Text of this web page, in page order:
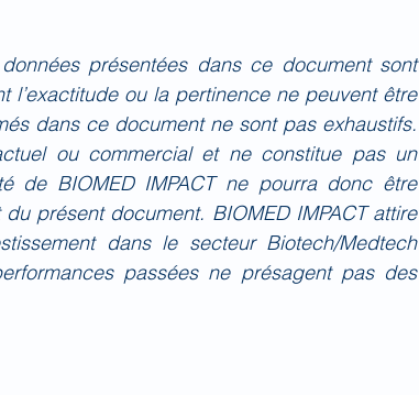
présentées dans ce document sont
ou la pertinence ne peuvent être
dans ce document ne sont pas exhaustifs.
ou commercial et ne constitue pas un
de BIOMED IMPACT ne pourra donc être
présent document. BIOMED IMPACT attire
dans le secteur Biotech/Medtech
passées ne présagent pas des